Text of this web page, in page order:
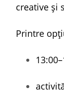
creative și
Printre